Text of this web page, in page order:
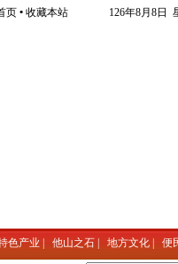
页 • 收藏本站 126年8月8日
色产业 他山之石| 地方文化| 便